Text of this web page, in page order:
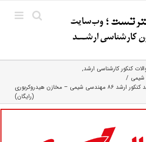
کنکور کارشناسی ارشد
شیمی
دانلود سوالات و کلید کنکور ارشد ۸۶ مهندسی ‌شیمی – مخازن‌ هیدروکربوری
(رایگان)